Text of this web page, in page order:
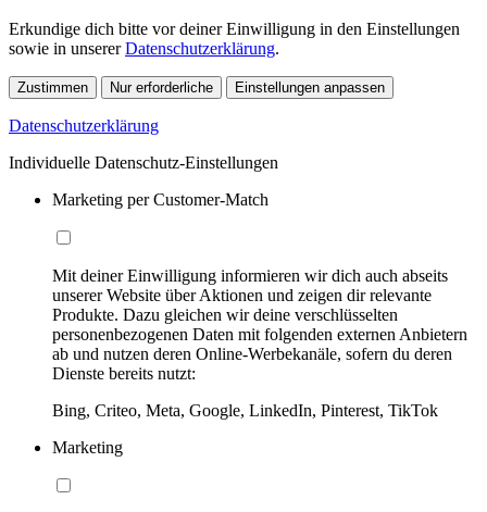
Erkundige dich bitte vor deiner Einwilligung in den Einstellungen
sowie in unsererDatenschutzerklärung.
Zustimmen Nur erforderliche Einstellungen anpassen
Datenschutzerklärung
Individuelle Datenschutz-Einstellungen
Marketing per Customer-Match
Mit deiner Einwilligung informieren wir dich auch abseits
unserer Website über Aktionen und zeigen dir relevante
Produkte. Dazu gleichen wir deine verschlüsselten
personenbezogenen Daten mit folgenden externen Anbietern
ab und nutzen deren Online-Werbekanäle, sofern du deren
Dienste bereits nutzt:
Bing, Criteo, Meta, Google, LinkedIn, Pinterest, TikTok
Marketing